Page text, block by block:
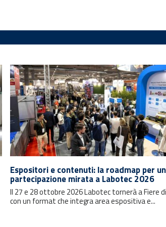
Espositori e contenuti: la roadmap per
partecipazione mirata a Labotec 2026
Il 27 e 28 ottobre 2026 Labotec tornerà a Fiere
con un format che integra area espositiva e...